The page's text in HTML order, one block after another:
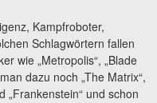
Kampfroboter,
Schlagwörtern fallen
wie „Metropolis“, „Blade
dazu noch „The Matrix“,
„Frankenstein“ und schon